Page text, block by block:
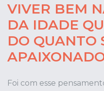
VIVER BEM
DA IDADE
DO QUANTO
Foi com esse